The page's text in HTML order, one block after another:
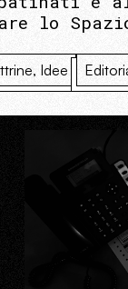
lo
Idee